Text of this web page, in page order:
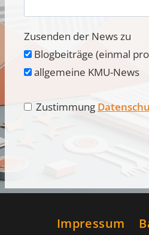
Zusenden der News zu
Blogbeiträge (einmal
allgemeine KMU-News
Zustimmung
Impressum